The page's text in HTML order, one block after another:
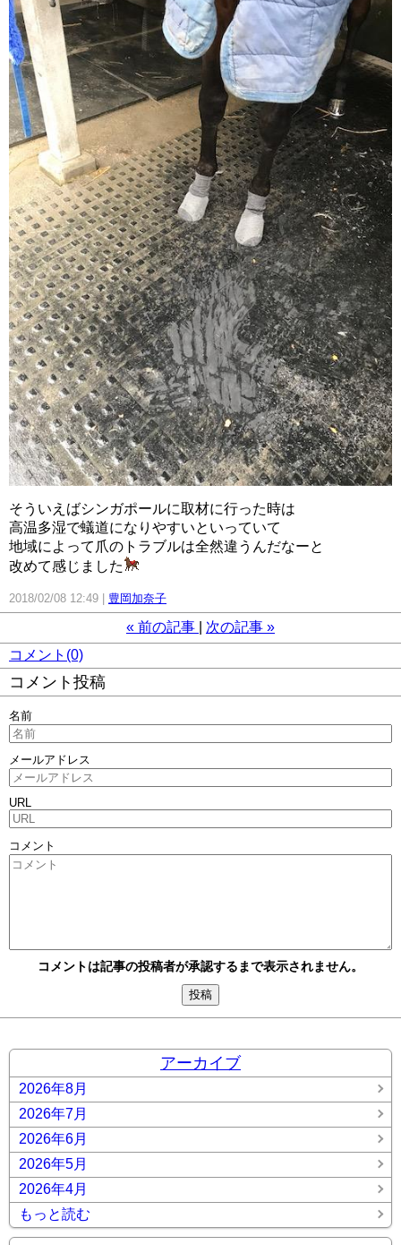
そういえばシンガポールに取材に行った時は
高温多湿で蟻道になりやすいといっていて
地域によって爪のトラブルは全然違うんだなーと
改めて感じました
2018/02/08 12:49 豊岡加奈子
« 前の記事 次の記事 »
コメント(0)
コメント投稿
名前
メールアドレス
URL
コメント
コメントは記事の投稿者が承認するまで表示されません。
アーカイブ
2026年8月
2026年7月
2026年6月
2026年5月
2026年4月
もっと読む